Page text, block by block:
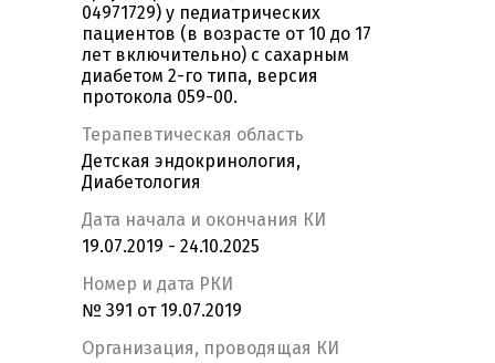
04971729) у педиатрических
пациентов (в возрасте от 10 до 17
лет включительно) с сахарным
диабетом 2-го типа, версия
протокола 059-00.
Терапевтическая область
Детская эндокринология,
Диабетология
Дата начала и окончания КИ
19.07.2019 - 24.10.2025
Номер и дата РКИ
№ 391 от 19.07.2019
Организация, проводящая КИ